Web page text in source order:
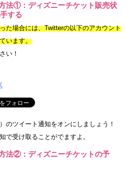
法①：ディズニーチケット販売状
する
た場合には、Twitterの以下のアカウント
います。
い！
のツイート通知をオンにしましょう！
で受け取ることがでますよ。
法②：ディズニーチケットの予